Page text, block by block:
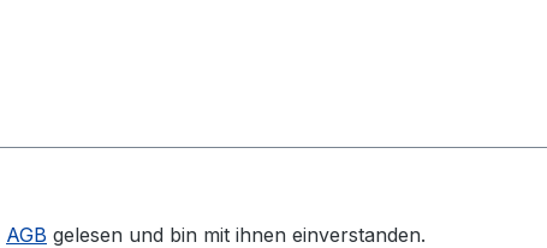
AGB gelesen und bin mit ihnen einverstanden.